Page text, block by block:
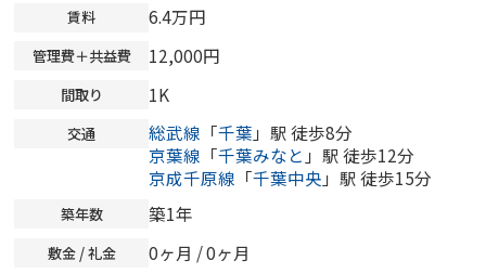
賃料 6.4万円
管理費＋共益費 12,000円
間取り 1K
交通 総武線 「千葉 」駅 徒歩8分
京葉線 「千葉みなと 」駅 徒歩12分
京成千原線 「千葉中央 」駅 徒歩15分
築年数 築1年
敷金 / 礼金 0ヶ月 /0ヶ月